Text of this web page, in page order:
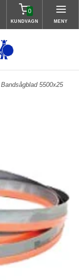
0
KUNDVAGN MENY
5500x25